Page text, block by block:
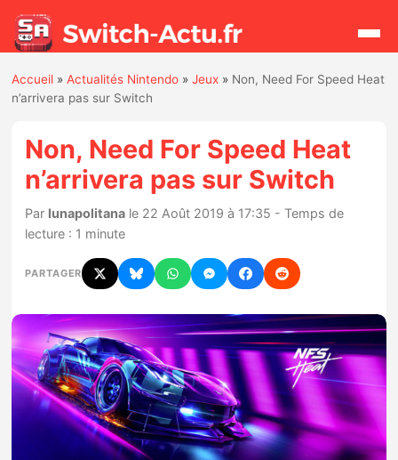
Actualités
Jeux
Hardware
Chiffres de ventes
Rumeurs
Nintendo Direct
Accueil »Actualités Nintendo »Jeux » Non, Need For Speed Heat
n’arrivera pas sur Switch
Non, Need For Speed Heat
n’arrivera pas sur Switch
Par lunapolitana le 22 Août 2019 à 17:35 - Temps de
lecture : 1 minute
PARTAGER